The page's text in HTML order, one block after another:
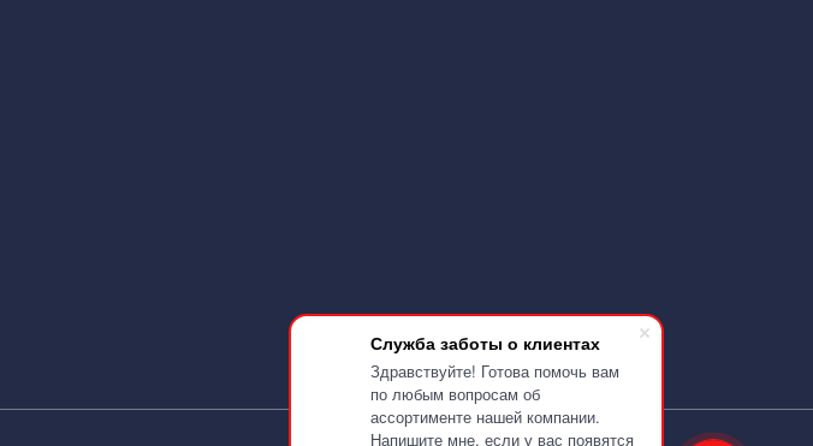
Служба заботы о клиентах
Здравствуйте! Готова помочь вам
по любым вопросам об
ассортименте нашей компании.
Напишите мне, если у вас появятся